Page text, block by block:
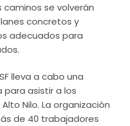
se volverán
concretos y
adecuados para
lleva a cabo una
asistir a los
Nilo. La organización
de 40 trabajadores